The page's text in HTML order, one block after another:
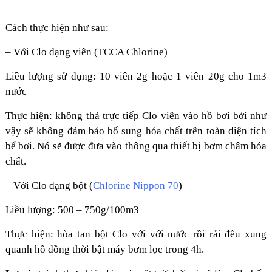
Cách thực hiện như sau:
– Với Clo dạng viên (TCCA Chlorine)
Liều lượng sử dụng: 10 viên 2g hoặc 1 viên 20g cho 1m3
nước
Thực hiện: không thả trực tiếp Clo viên vào hồ bơi bởi như
vậy sẽ không đảm bảo bổ sung hóa chất trên toàn diện tích
bể bơi. Nó sẽ được đưa vào thông qua thiết bị bơm châm hóa
chất.
– Với Clo dạng bột (Chlorine Nippon 70)
Liều lượng: 500 – 750g/100m3
Thực hiện: hòa tan bột Clo với với nước rồi rải đều xung
quanh hồ đồng thời bật máy bơm lọc trong 4h.